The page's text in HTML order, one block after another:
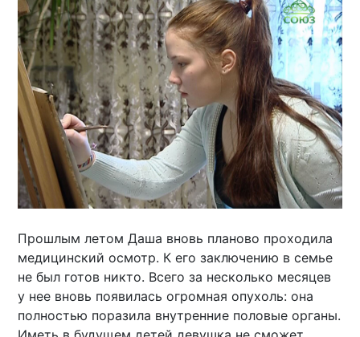
Прошлым летом Даша вновь планово проходила
медицинский осмотр. К его заключению в семье
не был готов никто. Всего за несколько месяцев
у нее вновь появилась огромная опухоль: она
полностью поразила внутренние половые органы.